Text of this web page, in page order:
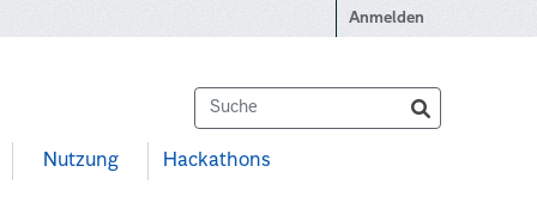
Anmelden
Nutzung Hackathons